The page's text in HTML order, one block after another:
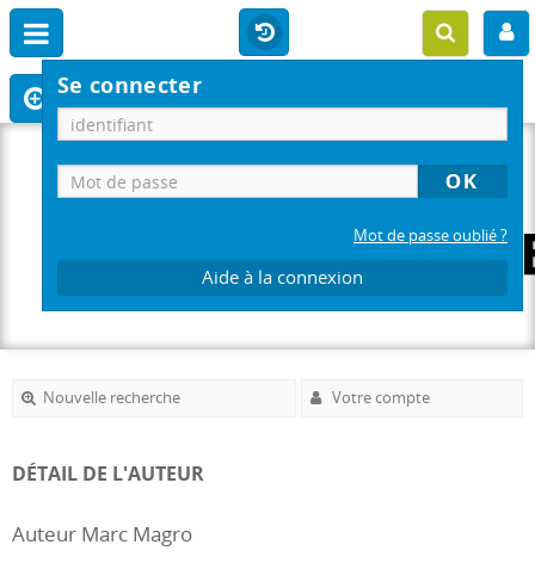
Se connecter
Mot de passe oublié ?
Aide à la connexion
Nouvelle recherche Votre compte
DÉTAIL DE L'AUTEUR
Auteur Marc Magro